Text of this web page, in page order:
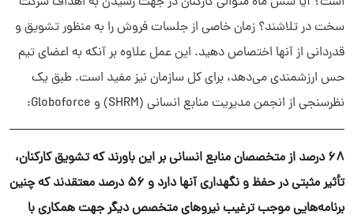
سخت در تلاشند؟ زمان خاصی از جلسات فروش را به منظور تشویق و
قدردانی از آنها اختصاص دهید. این عمل علاوه بر آنکه به اعضای تیم
حس ارزشمندی می‌دهد، برای کل سازمان نیز مفید است. طبق یک
نظرسنجی از انجمن مدیریت منابع انسانی (SHRM) و Globoforce:
68 درصد از متخصصان منابع انسانی بر این باورند که تشویق کارکنان،
تأثیر مثبتی در حفظ و نگهداری آنها دارد و 56 درصد معتقدند که چنین
برنامه‌هایی موجب ترغیب نیروهای متخصص دیگر جهت همکاری با